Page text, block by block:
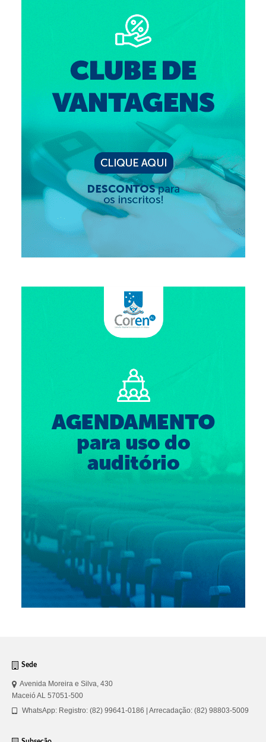
Sede
Avenida Moreira e Silva, 430
Maceió AL 57051-500
WhatsApp: Registro: (82) 99641-0186 | Arrecadação: (82) 98803-5009